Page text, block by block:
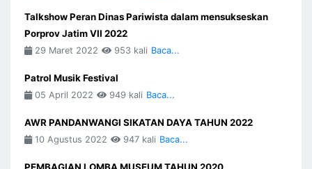
Talkshow Peran Dinas Pariwista dalam mensukseskan
Porprov Jatim VII 2022
29 Maret 2022 953 kali Baca...
Patrol Musik Festival
05 April 2022 949 kali Baca...
AWR PANDANWANGI SIKATAN DAYA TAHUN 2022
10 Agustus 2022 947 kali Baca...